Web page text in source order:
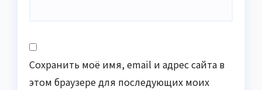
Сохранить моё имя, email и адрес сайта в
этом браузере для последующих моих